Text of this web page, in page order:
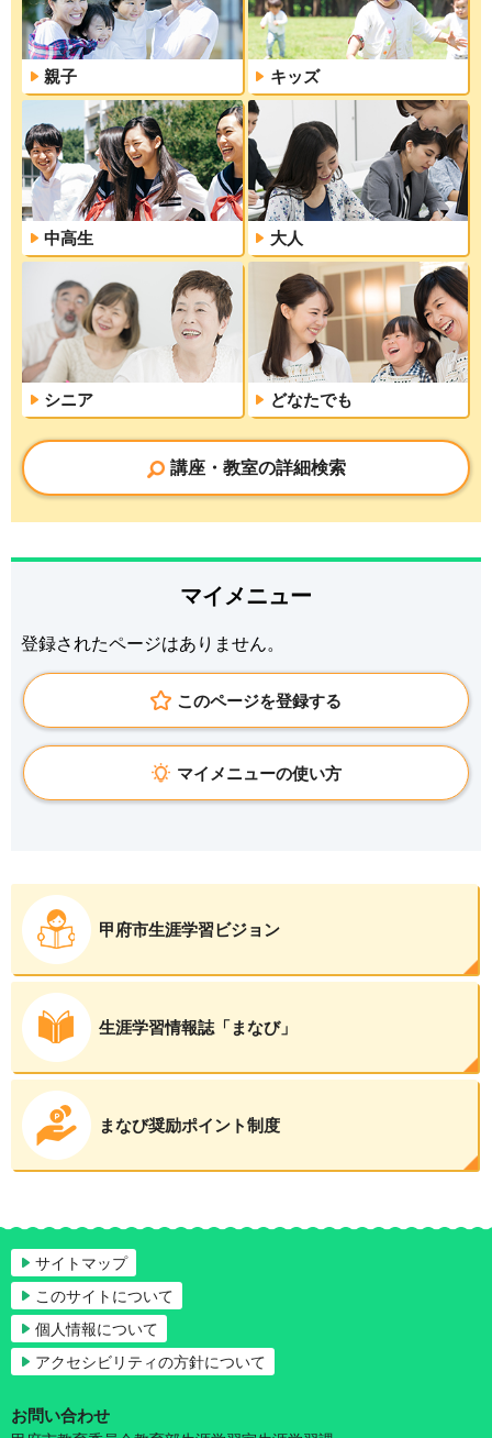
親子 キッズ
中高生 大人
シニア どなたでも
講座・教室の詳細検索
マイメニュー
登録されたページはありません。
このページを登録する
マイメニューの使い方
甲府市生涯学習ビジョン
生涯学習情報誌「まなび」
まなび奨励ポイント制度
サイトマップ
このサイトについて
個人情報について
アクセシビリティの方針について
お問い合わせ